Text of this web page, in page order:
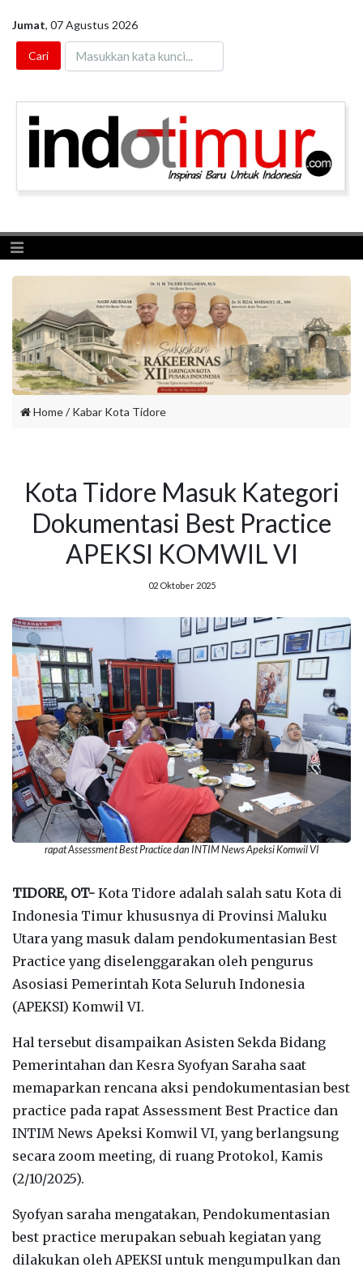
Jumat, 07 Agustus 2026
Toggle navigation
Home/Kabar Kota Tidore
Kota Tidore Masuk Kategori
Dokumentasi Best Practice
APEKSI KOMWIL VI
02 Oktober 2025
rapat Assessment Best Practice dan INTIM News Apeksi Komwil VI
TIDORE, OT- Kota Tidore adalah salah satu Kota di
Indonesia Timur khususnya di Provinsi Maluku
Utara yang masuk dalam pendokumentasian Best
Practice yang diselenggarakan oleh pengurus
Asosiasi Pemerintah Kota Seluruh Indonesia
(APEKSI) Komwil VI.
Hal tersebut disampaikan Asisten Sekda Bidang
Pemerintahan dan Kesra Syofyan Saraha saat
memaparkan rencana aksi pendokumentasian best
practice pada rapat Assessment Best Practice dan
INTIM News Apeksi Komwil VI, yang berlangsung
secara zoom meeting, di ruang Protokol, Kamis
(2/10/2025).
Syofyan saraha mengatakan, Pendokumentasian
best practice merupakan sebuah kegiatan yang
dilakukan oleh APEKSI untuk mengumpulkan dan